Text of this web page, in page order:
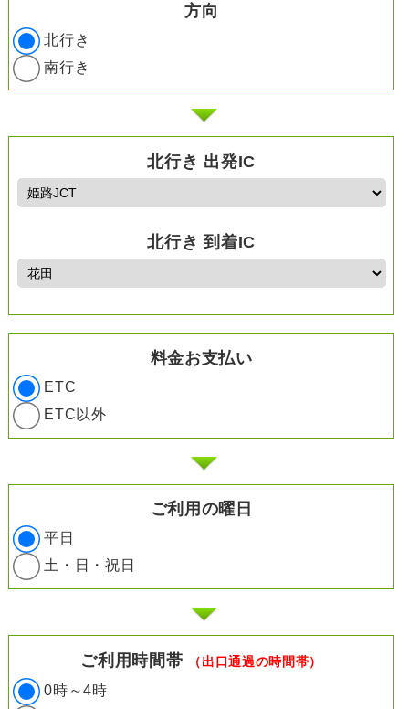
方向
北行き
南行き
北行き 出発IC
北行き 到着IC
料金お支払い
ETC
ETC以外
ご利用の曜日
平日
土・日・祝日
ご利用時間帯 （出口通過の時間帯）
0時～4時